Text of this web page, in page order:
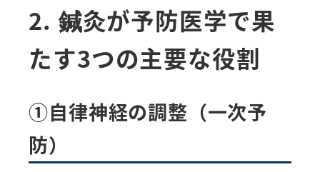
2. 鍼灸が予防医学で果
たす3つの主要な役割
①自律神経の調整（一次予
防）